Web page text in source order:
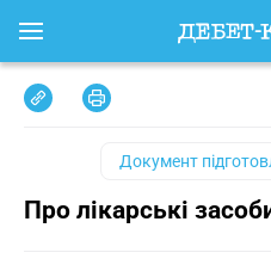
Документ
Про лікарські